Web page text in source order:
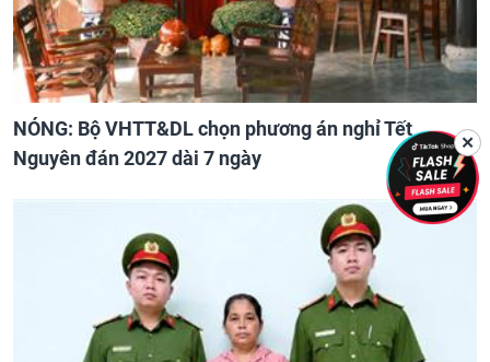
NÓNG: Bộ VHTT&DL chọn phương án nghỉ Tết
Nguyên đán 2027 dài 7 ngày
✕